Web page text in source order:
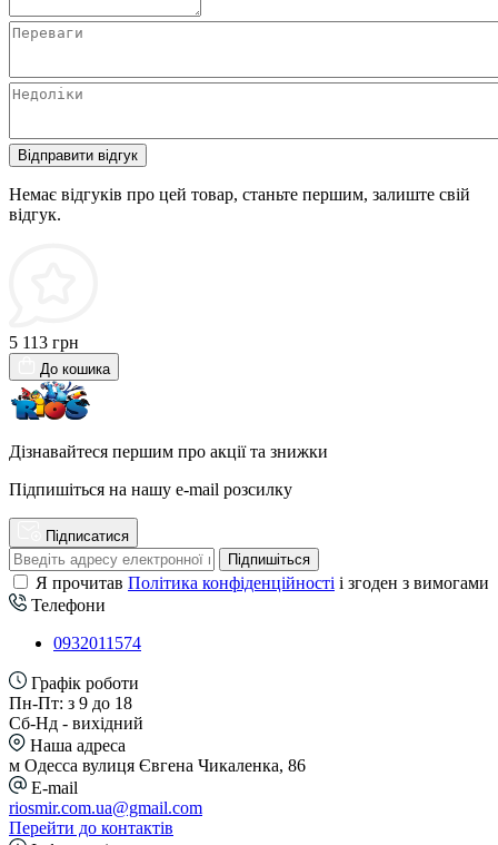
Відправити відгук
Немає відгуків про цей товар, станьте першим, залиште свій
відгук.
5 113 грн
До кошика
Дізнавайтеся першим про акції та знижки
Підпишіться на нашу e-mail розсилку
Підписатися
Підпишіться
Я прочитав Політика конфіденційності і згоден з вимогами
Телефони
0932011574
Графік роботи
Пн-Пт: з 9 до 18
Сб-Нд - вихідний
Наша адреса
м Одесса вулиця Євгена Чикаленка, 86
E-mail
riosmir.com.ua@gmail.com
Перейти до контактів